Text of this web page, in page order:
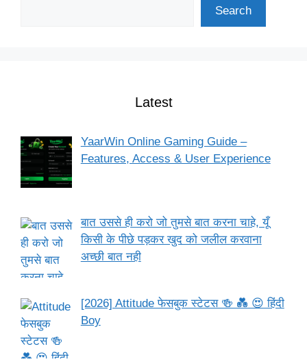
Search
Latest
YaarWin Online Gaming Guide –
Features, Access & User Experience
बात उससे ही करो जो तुमसे बात करना चाहे, यूँ
किसी के पीछे पड़कर खुद को जलील करवाना
अच्छी बात नही
[2026] Attitude फेसबुक स्टेटस 🍻 💑 😍 हिंदी
Boy